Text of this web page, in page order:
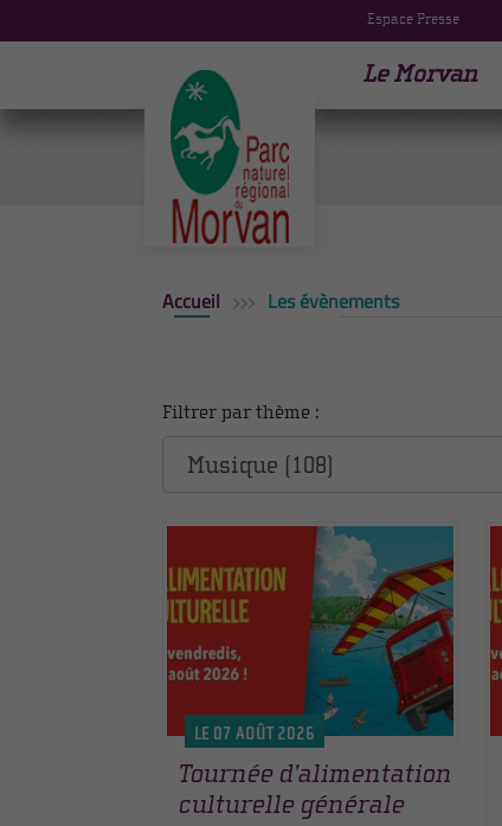
Espace Presse
Le Morvan
Accueil Les évènements
Filtrer par thème :
LE 07 AOÛT 2026
Tournée d’alimentation
culturelle générale